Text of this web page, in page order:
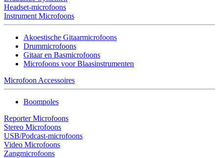
Headset-microfoons
Instrument Microfoons
Akoestische Gitaarmicrofoons
Drummicrofoons
Gitaar en Basmicrofoons
Microfoons voor Blaasinstrumenten
Microfoon Accessoires
Boompoles
Reporter Microfoons
Stereo Microfoons
USB/Podcast-microfoons
Video Microfoons
Zangmicrofoons